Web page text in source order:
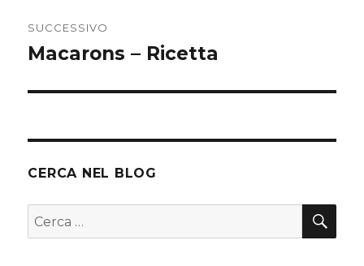
SUCCESSIVO
Articolo
Macarons – Ricetta
CERCA NEL BLOG
Cerca: